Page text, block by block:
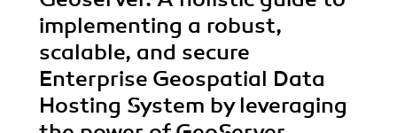
implementing a robust,
scalable, and secure
Enterprise Geospatial Data
Hosting System by leveraging